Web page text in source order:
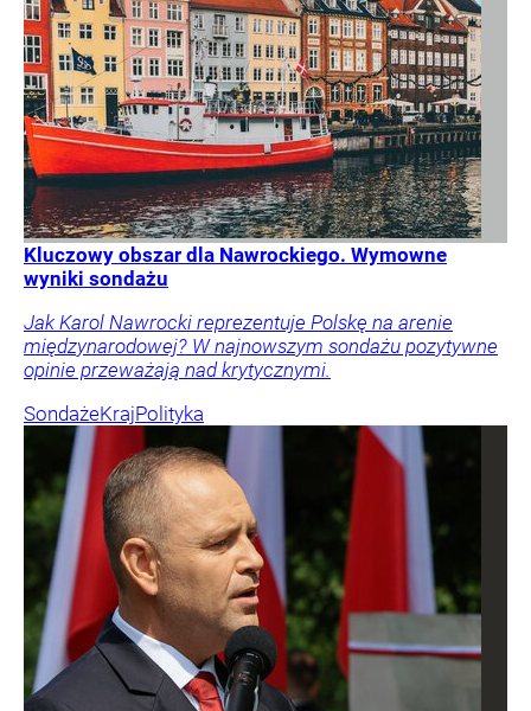
Kluczowy obszar dla Nawrockiego. Wymowne
wyniki sondażu
Jak Karol Nawrocki reprezentuje Polskę na arenie
międzynarodowej? W najnowszym sondażu pozytywne
opinie przeważają nad krytycznymi.
SondażeKrajPolityka